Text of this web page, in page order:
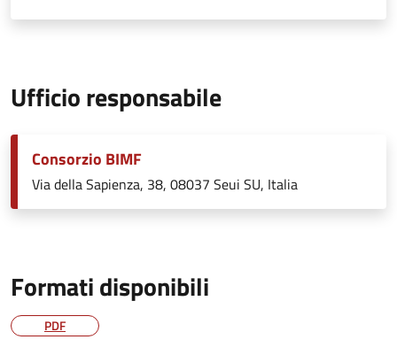
Ufficio responsabile
Consorzio BIMF
Via della Sapienza, 38, 08037 Seui SU, Italia
Formati disponibili
PDF